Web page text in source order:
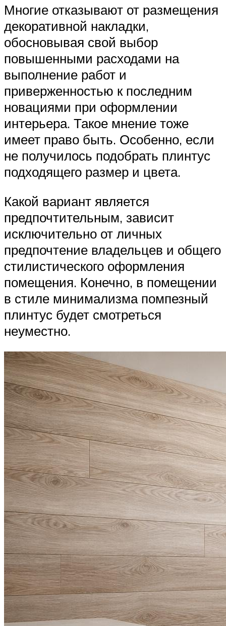
Многие отказывают от размещения
декоративной накладки,
обосновывая свой выбор
повышенными расходами на
выполнение работ и
приверженностью к последним
новациями при оформлении
интерьера. Такое мнение тоже
имеет право быть. Особенно, если
не получилось подобрать плинтус
подходящего размер и цвета.
Какой вариант является
предпочтительным, зависит
исключительно от личных
предпочтение владельцев и общего
стилистического оформления
помещения. Конечно, в помещении
в стиле минимализма помпезный
плинтус будет смотреться
неуместно.